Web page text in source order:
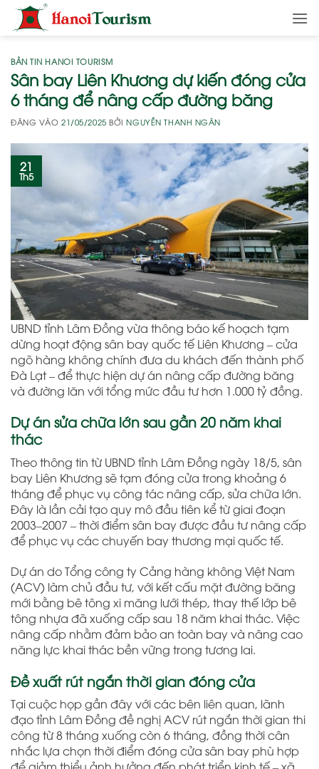
qua
dungBẢN TIN HANOI TOURISM
Sân bay Liên Khương dự kiến đóng cửa
6 tháng để nâng cấp đường băng
ĐĂNG VÀO21/05/2025 BỞINGUYỄN THANH NGÂN
21
Th5
UBND tỉnh Lâm Đồng vừa thông báo kế hoạch tạm
dừng hoạt động sân bay quốc tế Liên Khương – cửa
ngõ hàng không chính đưa du khách đến thành phố
Đà Lạt – để thực hiện dự án nâng cấp đường băng
và đường lăn với tổng mức đầu tư hơn 1.000 tỷ đồng.
Dự án sửa chữa lớn sau gần 20 năm khai
thác
Theo thông tin từ UBND tỉnh Lâm Đồng ngày 18/5, sân
bay Liên Khương sẽ tạm đóng cửa trong khoảng 6
tháng để phục vụ công tác nâng cấp, sửa chữa lớn.
Đây là lần cải tạo quy mô đầu tiên kể từ giai đoạn
2003–2007 – thời điểm sân bay được đầu tư nâng cấp
để phục vụ các chuyến bay thương mại quốc tế.
Dự án do Tổng công ty Cảng hàng không Việt Nam
(ACV) làm chủ đầu tư, với kết cấu mặt đường băng
mới bằng bê tông xi măng lưới thép, thay thế lớp bê
tông nhựa đã xuống cấp sau 18 năm khai thác. Việc
nâng cấp nhằm đảm bảo an toàn bay và nâng cao
năng lực khai thác bền vững trong tương lai.
Đề xuất rút ngắn thời gian đóng cửa
Tại cuộc họp gần đây với các bên liên quan, lãnh
đạo tỉnh Lâm Đồng đề nghị ACV rút ngắn thời gian thi
công từ 8 tháng xuống còn 6 tháng, đồng thời cân
nhắc lựa chọn thời điểm đóng cửa sân bay phù hợp